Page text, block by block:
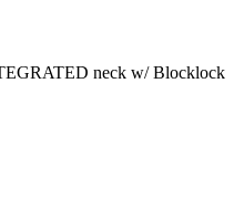
neck w/ Blocklock